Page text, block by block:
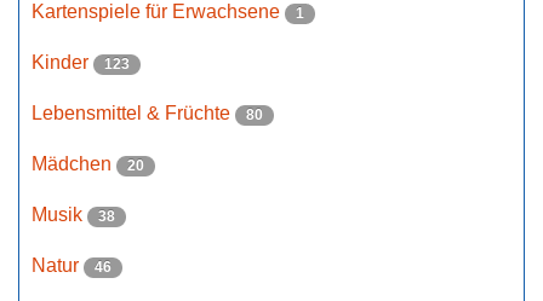
Kartenspiele für Erwachsene 1
Kinder 123
Lebensmittel & Früchte 80
Mädchen 20
Musik 38
Natur 46